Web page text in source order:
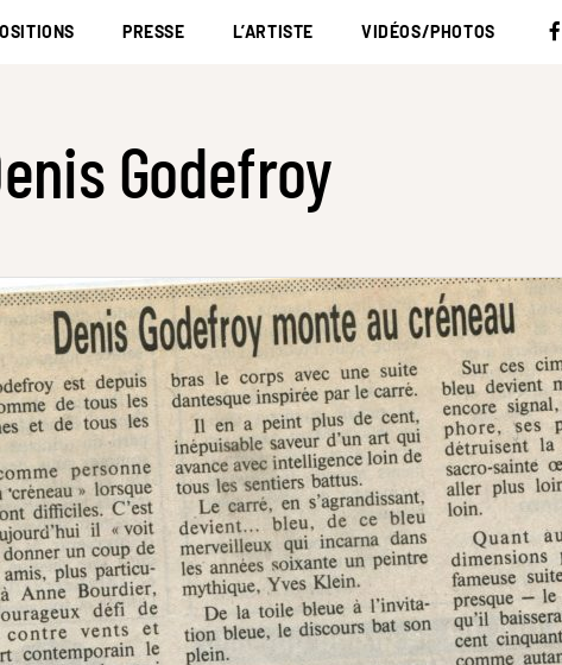
PRESSE L’ARTISTE VIDÉOS/PHOTOS
Godefroy